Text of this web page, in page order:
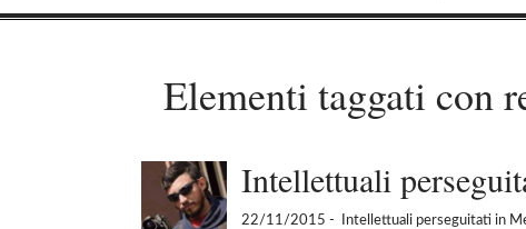
Elementi taggati con
Intellettuali
22/11/2015 - Intellettuali perseguitati in